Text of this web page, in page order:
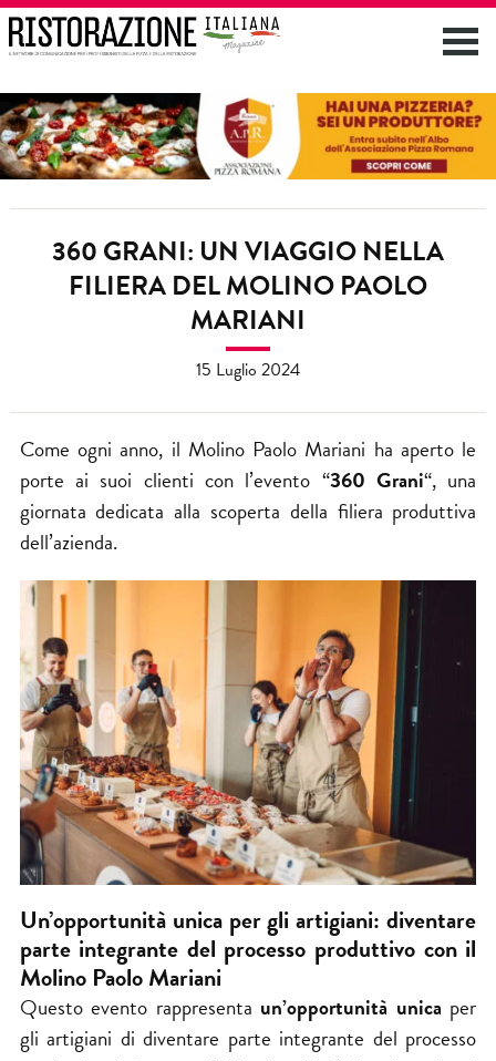
360 GRANI: UN VIAGGIO NELLA
FILIERA DEL MOLINO PAOLO
MARIANI
15 Luglio 2024
Come ogni anno, il Molino Paolo Mariani ha aperto le
porte ai suoi clienti con l’evento “360 Grani“, una
giornata dedicata alla scoperta della filiera produttiva
dell’azienda.
Un’opportunità unica per gli artigiani: diventare
parte integrante del processo produttivo con il
Molino Paolo Mariani
Questo evento rappresenta un’opportunità unica per
gli artigiani di diventare parte integrante del processo